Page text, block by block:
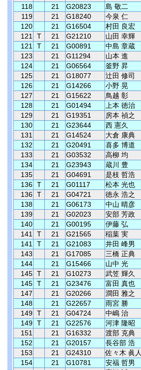
118
21 G20823 島 敬二
119
21 G18240 今泉 仁
120
21 G16504 村田 良宏
121
T 21 G21210 山田 幸輝
121
T 21 G00891 中島 章蔵
123
21 G11294 山本 進
124
21 G06564 釜野 昇
125
21 G18077 辻田 修司
126
21 G14266 小野 晃
127
21 G15622 鳥越 彰
128
21 G01494 上本 徳治
129
21 G19351 房本 禎之
130
21 G23644 西 憲久
131
21 G14524 大倉 康典
132
21 G20491 喜多 博道
133
21 G03532 高柳 均
134
21 G23943 蔵川 豊
135
21 G04691 是枝 哲浩
136 T 21 G01117 松本 光也
136 T 21 G04721 徳永 浩之
138
21 G06173 中山 晴彦
139
21 G02023 安部 芳政
140
21 G00195 伊藤 弘
141
T 21 G21565 稲葉 実
141
T 21 G21083 井田 峰男
143
21 G17085 三橋 正典
144
21 G15466 山中 光
145 T 21 G10273 武笠 輝久
145 T 21 G23476 富田 真也
147
21 G20266 澗田 雅之
148
21 G22657 雨宮 勝
149 T 21 G04724 中嶋 治
149 T 21 G22576 河津 隆昭
151
21 G16332 渡部 克典
152
21 G20157 長谷部 浩
153
21 G24310 佐々木 眞人
154
21 G10781 安福 哲男